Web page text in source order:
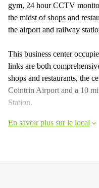
gym, 24 hour CCTV
the midst of shops and
the airport and railway
This business center
links are both
shops and restaurants, the
Cointrin Airport and a 10
Station.
En savoir plus sur le local